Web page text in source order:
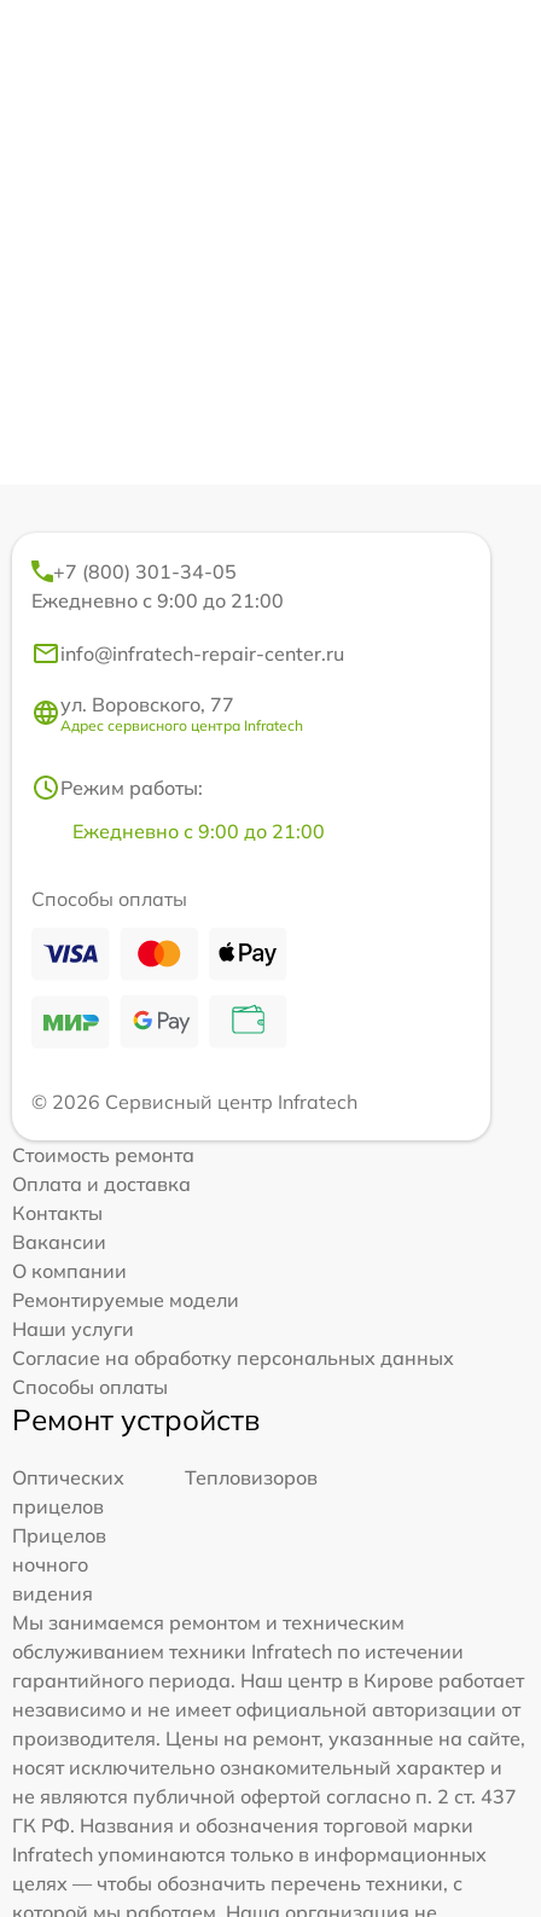
+7 (800) 301-34-05
Ежедневно с 9:00 до 21:00
info@infratech-repair-center.ru
ул. Воровского, 77
Адрес сервисного центра Infratech
Режим работы:
Ежедневно с 9:00 до 21:00
Способы оплаты
© 2026 Сервисный центр Infratech
Стоимость ремонта
Оплата и доставка
Контакты
Вакансии
О компании
Ремонтируемые модели
Наши услуги
Согласие на обработку персональных данных
Способы оплаты
Ремонт устройств
Оптических
прицелов
Тепловизоров
Прицелов
ночного
видения
Мы занимаемся ремонтом и техническим
обслуживанием техники Infratech по истечении
гарантийного периода. Наш центр в Кирове работает
независимо и не имеет официальной авторизации от
производителя. Цены на ремонт, указанные на сайте,
носят исключительно ознакомительный характер и
не являются публичной офертой согласно п. 2 ст. 437
ГК РФ. Названия и обозначения торговой марки
Infratech упоминаются только в информационных
целях — чтобы обозначить перечень техники, с
которой мы работаем. Наша организация не